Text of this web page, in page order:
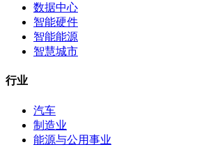
数据中心
智能硬件
智能能源
智慧城市
行业
汽车
制造业
能源与公用事业